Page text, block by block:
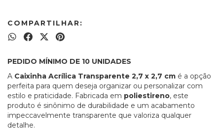
COMPARTILHAR:
PEDIDO MÍNIMO DE 10 UNIDADES
A Caixinha Acrílica Transparente 2,7 x 2,7 cm é a opção
perfeita para quem deseja organizar ou personalizar com
estilo e praticidade. Fabricada em poliestireno, este
produto é sinônimo de durabilidade e um acabamento
impeccavelmente transparente que valoriza qualquer
detalhe.